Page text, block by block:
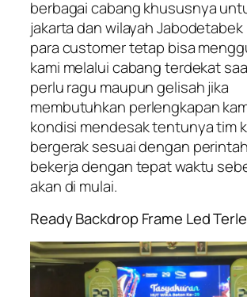
berbagai cabang khususnya
jakarta dan wilayah Jabodetabek
para customer tetap bisa
kami melalui cabang terdekat
perlu ragu maupun gelisah jika
membutuhkan perlengkapan
kondisi mendesak tentunya tim
bergerak sesuai dengan
bekerja dengan tepat waktu
akan di mulai.
Ready Backdrop Frame Led